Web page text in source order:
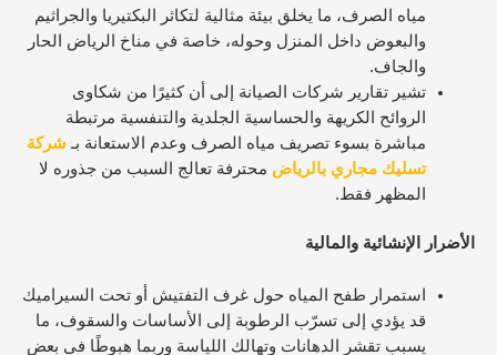
مياه الصرف، ما يخلق بيئة مثالية لتكاثر البكتيريا والجراثيم
والبعوض داخل المنزل وحوله، خاصة في مناخ الرياض الحار
والجاف.​
تشير تقارير شركات الصيانة إلى أن كثيرًا من شكاوى
الروائح الكريهة والحساسية الجلدية والتنفسية مرتبطة
مباشرة بسوء تصريف مياه الصرف وعدم الاستعانة بـ شركة
تسليك مجاري بالرياض محترفة تعالج السبب من جذوره لا
المظهر فقط.​
الأضرار الإنشائية والمالية
استمرار طفح المياه حول غرف التفتيش أو تحت السيراميك
قد يؤدي إلى تسرّب الرطوبة إلى الأساسات والسقوف، ما
يسبب تقشر الدهانات وتهالك اللياسة وربما هبوطًا في بعض